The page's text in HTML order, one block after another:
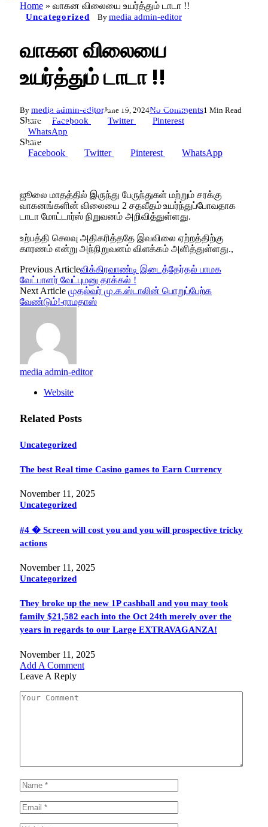
Home » வாகன விலையை உயர்த்தும் டாடா !!
Uncategorized By media admin-editor
வாகன விலையை
உயர்த்தும் டாடா !!
By media admin-editorJune 19, 2024No Comments1 Min Read
Share Facebook Twitter
Pinterest
WhatsApp
Share
Facebook
Twitter Pinterest WhatsApp
ஜூலை மாதத்தில் இருந்து பேருந்துகள் மற்றும் சரக்கு
வாகனங்களின் விலையை 2 சதவீதம் உயர்ந்துப்போவதாக
டாடா மோட்டார்ஸ் நிறுவனம் அறிவித்துள்ளது.
உற்பத்தி செலவு அதிகரித்ததே இவவிலை ஏற்றத்திற்கு
காரணம் என்று அந்நிறுவனம் விளக்கம் அளித்துள்ளது.,
Previous Articleவிக்கிரவாண்டி இடைத்தேர்தல் பாமக
வேட்பாளர் வேட்புமனு தாக்கல் !
Next Article முதல்வர் மு.க.ஸ்டாலின் பொறுப்பேற்க
வேண்டும்!-ராமதாஸ்
media admin-editor
Website
Related Posts
Uncategorized
The best Real time Casino games to Earn Currency
November 11, 2025
Uncategorized
#4 � Screen will cost you and you will prospective tricky
actions
November 11, 2025
Uncategorized
They broke up the new 1P cashball and you may took
family $21,582 each into the Oct 24th merely over the
years in regards to our Large EXTRAVAGANZA!
November 11, 2025
Add A Comment
Leave A Reply